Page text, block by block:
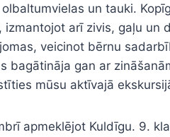
un tauki.
arī zivis, gaļu un
veicinot bērnu
gan ar
mūsu aktīvajā
apmeklējot Kuldīgu. 9.